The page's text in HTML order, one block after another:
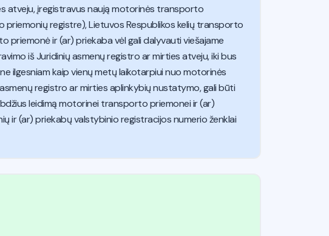
atveju, įregistravus naują motorinės transporto
registre), Lietuvos Respublikos kelių transporto
ir (ar) priekaba vėl gali dalyvauti viešajame
iš Juridinių asmenų registro ar mirties atveju, iki bus
ilgesniam kaip vienų metų laikotarpiui nuo motorinės
registro ar mirties aplinkybių nustatymo, gali būti
leidimą motorinei transporto priemonei ir (ar)
ir (ar) priekabų valstybinio registracijos numerio ženklai